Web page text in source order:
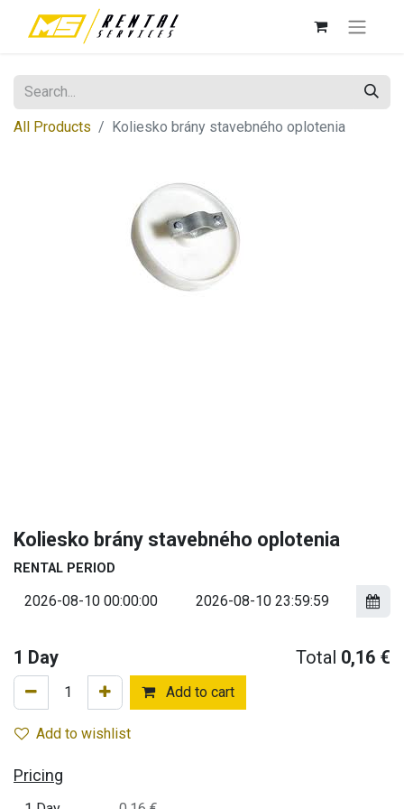
All Products Koliesko brány stavebného oplotenia
Koliesko brány stavebného oplotenia
RENTAL PERIOD
1 Day Total 0,16 €
Add to cart
Add to wishlist
Pricing